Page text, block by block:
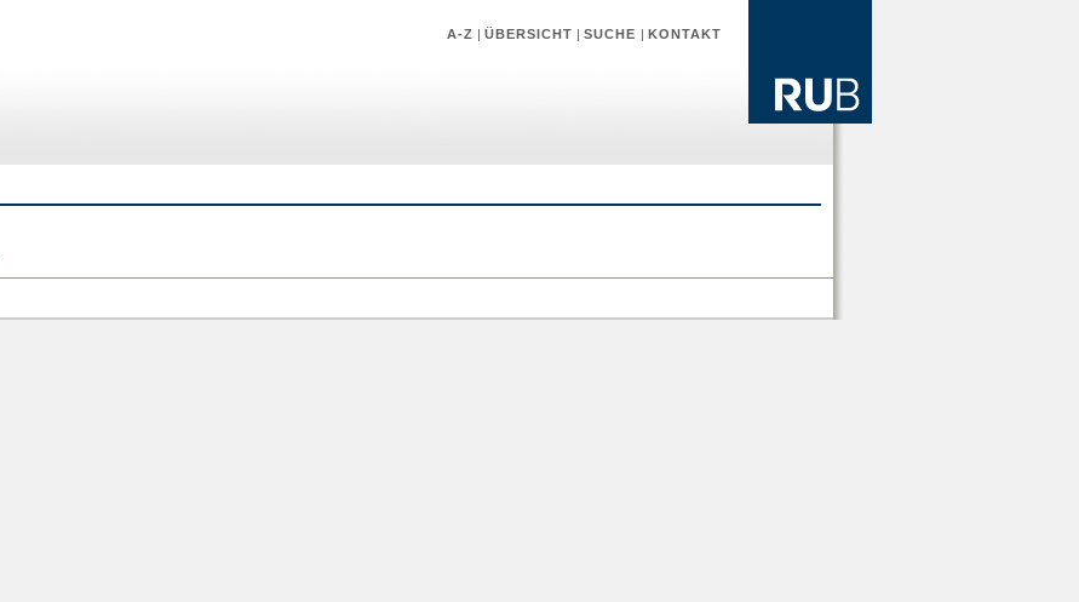
A-Z |ÜBERSICHT |SUCHE |KONTAKT